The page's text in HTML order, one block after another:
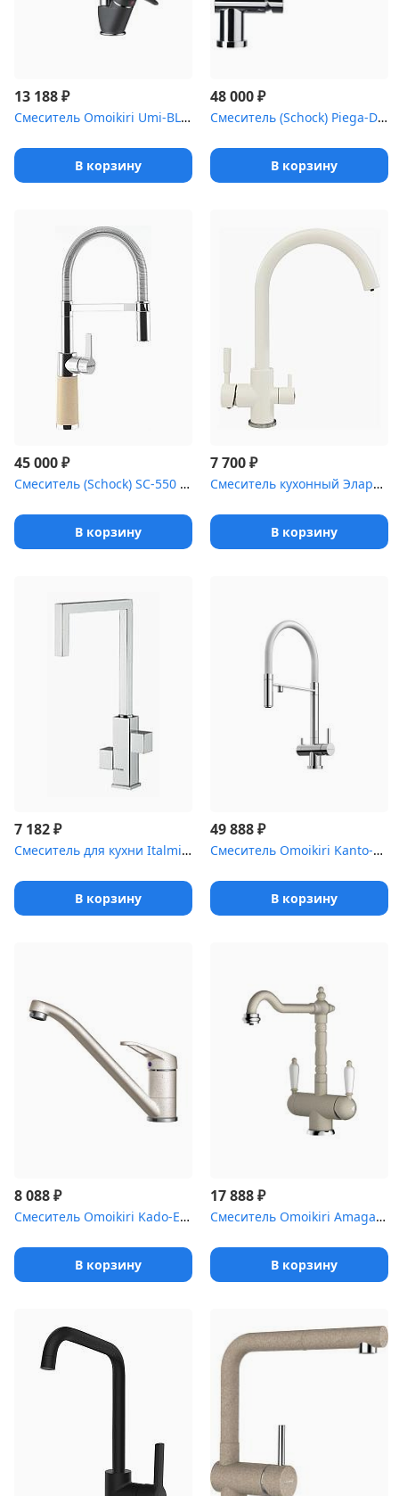
13 188₽
Смеситель Omoikiri Umi-BL латунь/гранит/черный
В корзину
48 000₽
Смеситель (Schock) Piega-D , выдвижной излив хром
В корзину
45 000₽
Смеситель (Schock) SC-550 , Cristalite хром/лунный камень
В корзину
7 700₽
Смеситель кухонный Элара (№36)
В корзину
7 182₽
Смеситель для кухни Italmix ТО 0928 CHROME (хром)
В корзину
49 888₽
Смеситель Omoikiri Kanto-C латунь/хром/белый
В корзину
8 088₽
Смеситель Omoikiri Kado-EV латунь/гранит/эверест
В корзину
17 888₽
Смеситель Omoikiri Amagasaki-SA латунь/гранит/бежевый
В корзину